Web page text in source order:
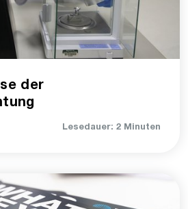
der
Lesedauer: 2 Minuten